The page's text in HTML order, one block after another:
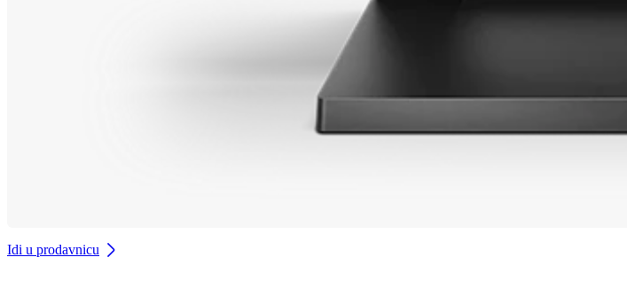
Idi u prodavnicu